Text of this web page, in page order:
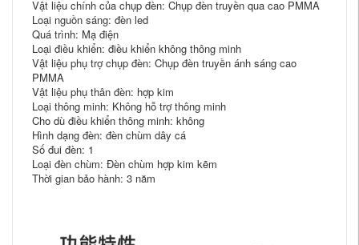
Vật liệu chính của chụp đèn: Chụp đèn truyền qua cao PMMA
Loại nguồn sáng: đèn led
Quá trình: Mạ điện
Loại điều khiển: điều khiển không thông minh
Vật liệu phụ trợ chụp đèn: Chụp đèn truyền ánh sáng cao
PMMA
Vật liệu phụ thân đèn: hợp kim
Loại thông minh: Không hỗ trợ thông minh
Cho dù điều khiển thông minh: không
Hình dạng đèn: đèn chùm dây cá
Số đui đèn: 1
Loại đèn chùm: Đèn chùm hợp kim kẽm
Thời gian bảo hành: 3 năm